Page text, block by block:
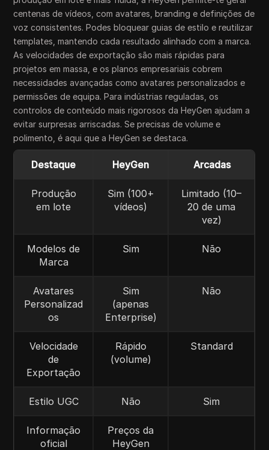
centenas de vídeos, com avatares, branding e definições de
voz consistentes. Podes bloquear guias de estilo e reutilizar
templates, mantendo cada resultado alinhado com a marca.
As velocidades de exportação são mais rápidas para
projetos em massa, e os planos empresariais cobrem
necessidades avançadas como avatares personalizados e
permissões de equipa. Para indústrias reguladas, os
controlos de conteúdo mais rigorosos da HeyGen ajudam a
evitar surpresas arriscadas. Se precisas de volume e
polimento, é aqui que a HeyGen se destaca.
Destaque HeyGen Arcadas
Produção
em lote
Sim (100+
vídeos)
Limitado (10–
20 de uma
vez)
Modelos de
Marca
Sim Não
Avatares
Personalizad
os
Sim
(apenas
Enterprise)
Não
Velocidade
de
Exportação
Rápido
(volume)
Standard
Estilo UGC Não Sim
Informação
oficial
Preços da
HeyGen